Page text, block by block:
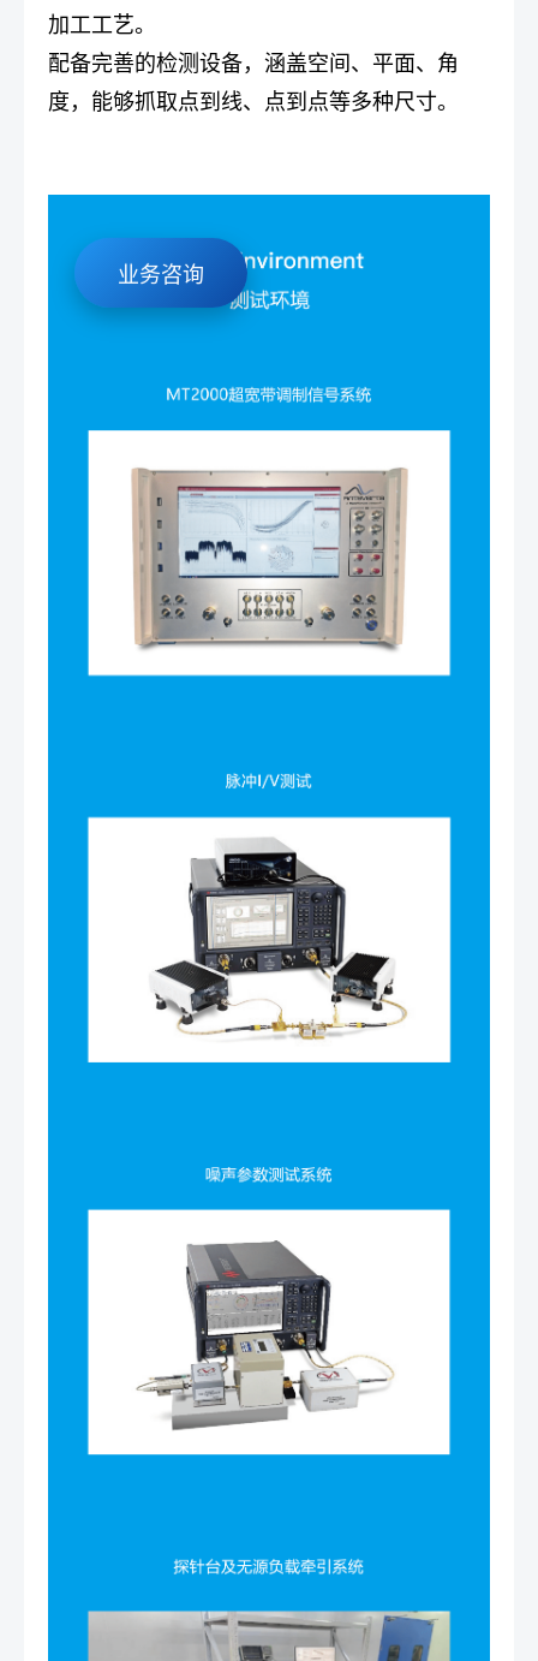
业务咨询
加工工艺。
配备完善的检测设备，涵盖空间、平面、角
度，能够抓取点到线、点到点等多种尺寸。